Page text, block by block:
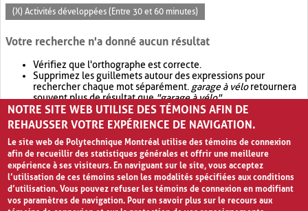
(X) Activités développées (Entre 30 et 60 minutes)
Votre recherche n'a donné aucun résultat
Vérifiez que l'orthographe est correcte.
Supprimez les guillemets autour des expressions pour
rechercher chaque mot séparément. garage à véloretournera
souvent plus de résultat que"garage à vélo".
Envisagez d'élargir votre recherche avec OR.garage OR vélo
retournera souvent plus de résultat quegarage à vélo
NOTRE SITE WEB UTILISE DES TÉMOINS AFIN DE
REHAUSSER VOTRE EXPÉRIENCE DE NAVIGATION.
Le site web de Polytechnique Montréal utilise des témoins de connexion
afin de recueillir des statistiques générales et offrir une meilleure
expérience à ses visiteurs. En naviguant sur le site, vous acceptez
l’utilisation de ces témoins selon les modalités spécifiées aux conditions
d’utilisation. Vous pouvez refuser les témoins de connexion en modifiant
vos paramètres de navigation. Pour en savoir plus sur le recours aux